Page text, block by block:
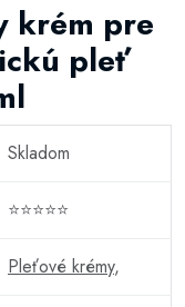
krém pre
pleť
Skladom
⭐⭐⭐⭐⭐
Pleťové krémy,